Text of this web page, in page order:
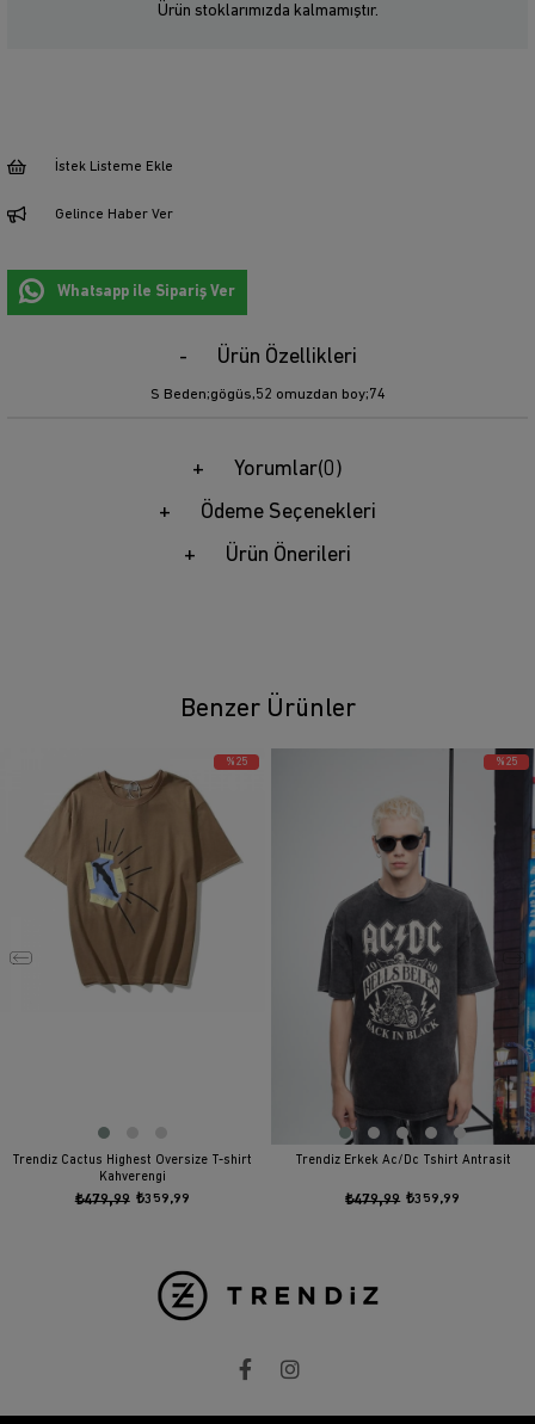
Ürün stoklarımızda kalmamıştır.
İstek Listeme Ekle
Gelince Haber Ver
Whatsapp ile Sipariş Ver
Ürün Özellikleri
S Beden;gögüs,52 omuzdan boy;74
Yorumlar(0)
Ödeme Seçenekleri
Ürün Önerileri
Benzer Ürünler
Trendiz Cactus Highest Oversize T-shirt
Kahverengi
₺359,99
₺479,99
%25
Trendiz Erkek Ac/Dc Tshirt Antrasit
₺359,99
₺479,99
%25